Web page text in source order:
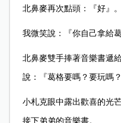
北鼻麥再次點頭：『好』。
我微笑說：『你自己拿給
北鼻麥雙手捧著音樂書遞
說：『葛格要嗎？要玩嗎？
小札克眼中露出歡喜的光
接下弟弟的音樂書。